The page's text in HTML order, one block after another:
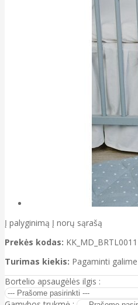
Į palyginimą Į norų sąrašą
Prekės kodas: KK_MD_BRTL0011
Turimas kiekis: Pagaminti galime
Bortelio apsaugėlės ilgis :